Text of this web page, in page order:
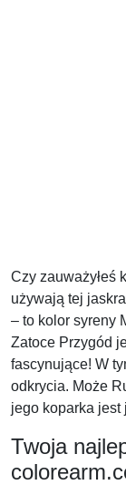
Czy zauważyłeś
używają tej
– to kolor syreny
Zatoce Przygód
fascynujące! W
odkrycia. Może
jego koparka
Twoja